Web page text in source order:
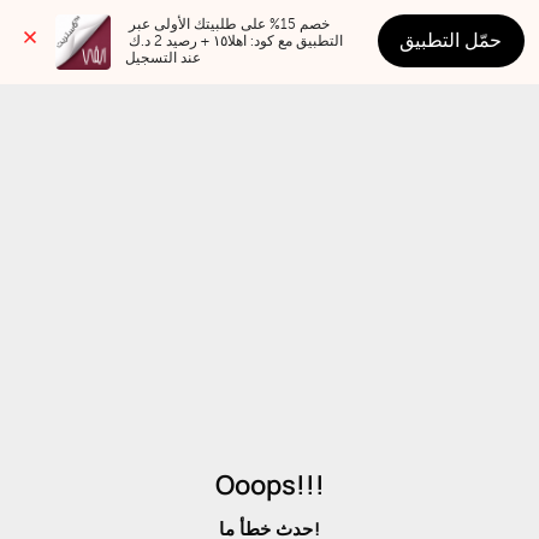
عند التسجيل
حمّل التطبيق
Ooops!!!
حدث خطأ ما!